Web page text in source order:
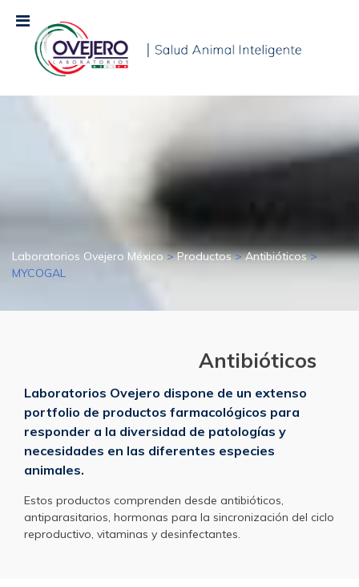
Laboratorios Ovejero México>Productos>Antibióticos>
MYCOGAL
Antibióticos
Laboratorios Ovejero dispone de un extenso
portfolio de productos farmacológicos para
responder a la diversidad de patologías y
necesidades en las diferentes especies
animales.
Estos productos comprenden desde antibióticos,
antiparasitarios, hormonas para la sincronización del ciclo
reproductivo, vitaminas y desinfectantes.